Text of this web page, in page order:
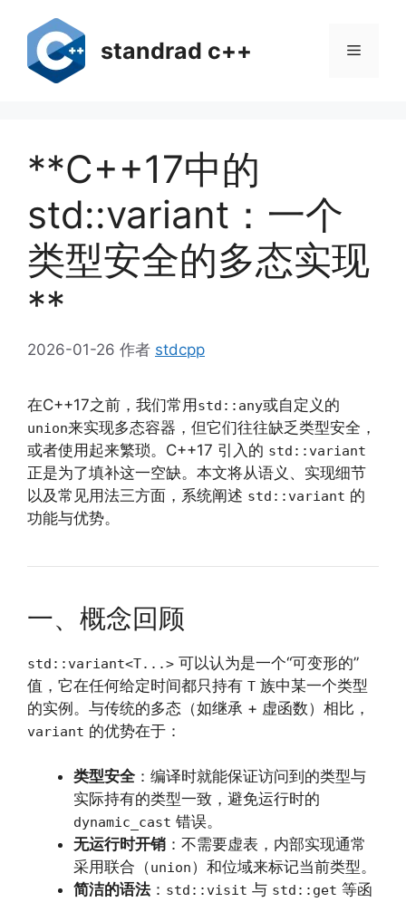
standrad c++ 菜
**C++17中的
std::variant：一个
类型安全的多态实现
**
2026-01-26 作者 stdcpp
在C++17之前，我们常用std::any或自定义的
union来实现多态容器，但它们往往缺乏类型安全，
或者使用起来繁琐。C++17 引入的 std::variant
正是为了填补这一空缺。本文将从语义、实现细节
以及常见用法三方面，系统阐述 std::variant 的
功能与优势。
一、概念回顾
std::variant<T...> 可以认为是一个“可变形的”
值，它在任何给定时间都只持有 T 族中某一个类型
的实例。与传统的多态（如继承 + 虚函数）相比，
variant 的优势在于：
类型安全：编译时就能保证访问到的类型与
实际持有的类型一致，避免运行时的
dynamic_cast 错误。
无运行时开销 ：不需要虚表，内部实现通常
采用联合（union）和位域来标记当前类型。
简洁的语法： std::visit 与 std::get 等函